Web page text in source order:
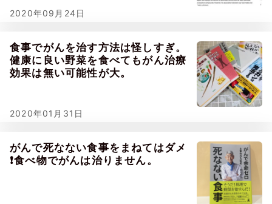
2020年09月24日
食事でがんを治す方法は怪しすぎ。
健康に良い野菜を食べてもがん治療
効果は無い可能性が大。
2020年01月31日
がんで死なない食事をまねてはダメ
❗食べ物でがんは治りません。